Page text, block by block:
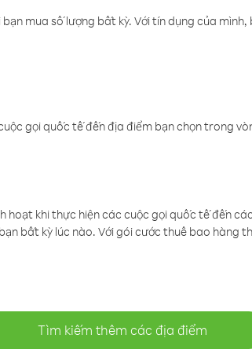
mua số lượng bất kỳ. Với tín dụng của
gọi quốc tế đến địa điểm bạn chọn trong
khi thực hiện các cuộc gọi quốc tế đến
bất kỳ lúc nào. Với gói cước thuê bao hàng
Tìm kiếm thêm các địa điểm